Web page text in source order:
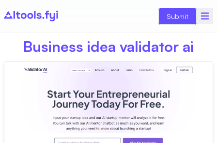
Submit
Business idea validator ai